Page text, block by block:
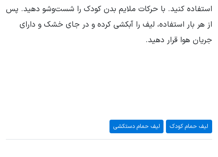
استفاده کنید. با حرکات ملایم بدن کودک را شست‌وشو دهید. پس
از هر بار استفاده، لیف را آبکشی کرده و در جای خشک و دارای
جریان هوا قرار دهید.
لیف حمام کودک لیف حمام دستکشی